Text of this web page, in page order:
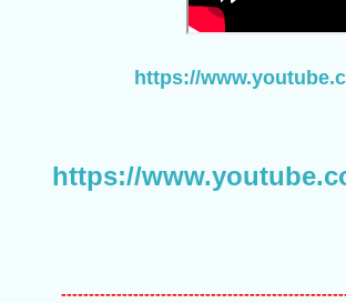
https://
https://